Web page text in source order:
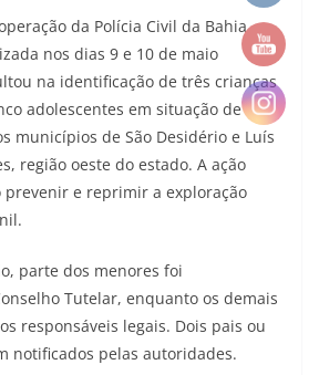
da Polícia Civil da Bahia
nos dias 9 e 10 de maio
na identificação de três crianças
adolescentes em situação de
municípios de São Desidério e Luís
região oeste do estado. A ação
prevenir e reprimir a exploração
parte dos menores foi
Tutelar, enquanto os demais
responsáveis legais. Dois pais ou
notificados pelas autoridades.